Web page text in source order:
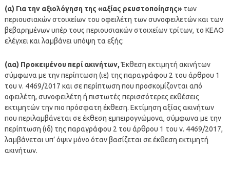
(α) Για την αξιολόγηση της «αξίας ρευστοποίησης»των
περιουσιακών στοιχείων του οφειλέτη των συνοφειλετών και των
βεβαρημένων υπέρ τους περιουσιακών στοιχείων τρίτων, το ΚΕΑΟ
ελέγχει και λαμβάνει υπόψη τα εξής:
(αα) Προκειμένου περί ακινήτων,Έκθεση εκτιμητή ακινήτων
σύμφωνα με την περίπτωση (ιε) της παραγράφου 2 του άρθρου 1
του ν. 4469/2017 και σε περίπτωση που προσκομίζονται από
οφειλέτη, συνοφειλέτη ή πιστωτές περισσότερες εκθέσεις
εκτιμητών την πιο πρόσφατη έκθεση. Εκτίμηση αξίας ακινήτων
που περιλαμβάνεται σε έκθεση εμπειρογνώμονα, σύμφωνα με την
περίπτωση (ιδ) της παραγράφου 2 του άρθρου 1 του ν. 4469/2017,
λαμβάνεται υπ’ όψιν μόνο όταν βασίζεται σε έκθεση εκτιμητή
ακινήτων.